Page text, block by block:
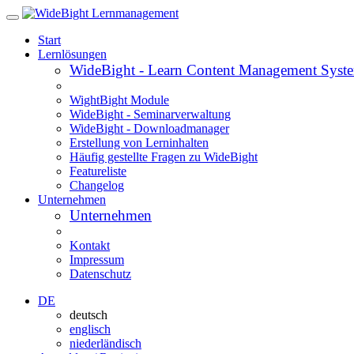
Start
Lernlösungen
WideBight - Learn Content Management
WightBight Module
WideBight - Seminarverwaltung
WideBight - Downloadmanager
Erstellung von Lerninhalten
Häufig gestellte Fragen zu WideBight
Featureliste
Changelog
Unternehmen
Unternehmen
Kontakt
Impressum
Datenschutz
DE
deutsch
englisch
niederländisch